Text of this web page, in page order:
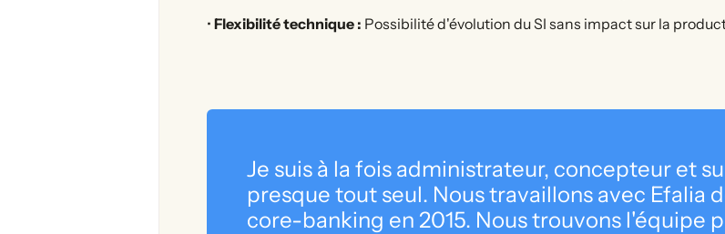
• Flexibilité technique : Possibilité d'évolution du SI sans impact sur la
Je suis à la fois administrateur, concepteur et
presque tout seul. Nous travaillons avec Efalia
core-banking en 2015. Nous trouvons l'équipe